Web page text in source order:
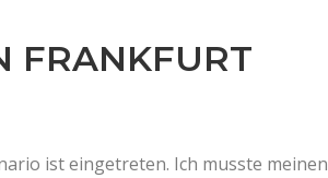
FRANKFURT
ist eingetreten. Ich musste meinen